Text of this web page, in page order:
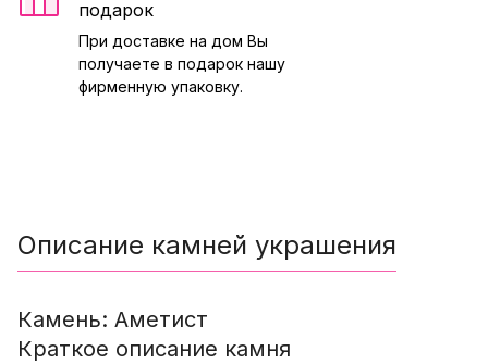
подарок
При доставке на дом Вы
получаете в подарок нашу
фирменную упаковку.
Описание камней украшения
Камень: Аметист
Краткое описание камня